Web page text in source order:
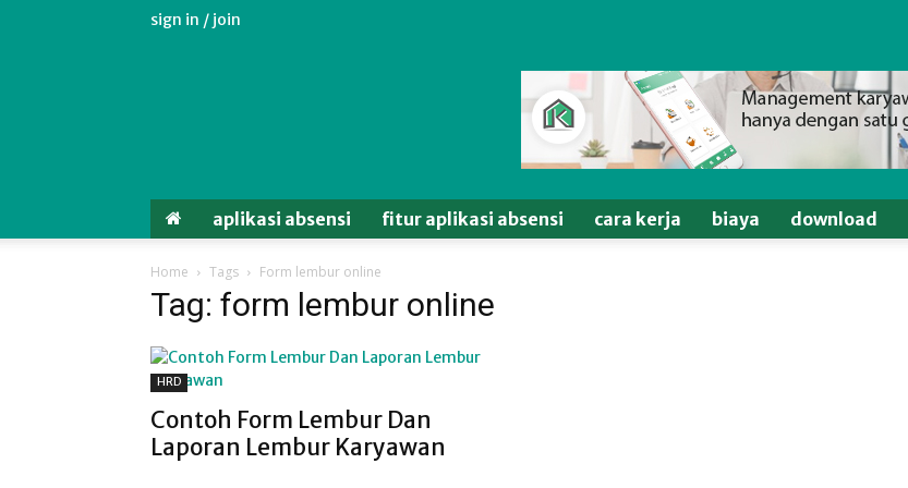
sign in / join
aplikasi absensi fitur aplikasi absensi cara kerja biaya download
Home Tags Form lembur online
Tag: form lembur online
HRD
Contoh Form Lembur Dan
Laporan Lembur Karyawan